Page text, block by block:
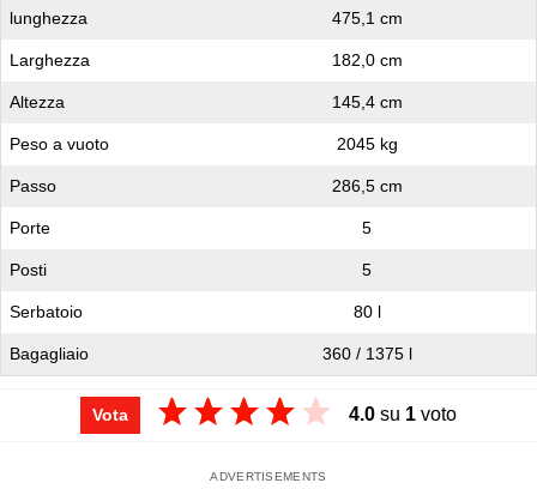
lunghezza 475,1 cm
Larghezza 182,0 cm
Altezza 145,4 cm
Peso a vuoto 2045 kg
Passo 286,5 cm
Porte 5
Posti 5
Serbatoio 80 l
Bagagliaio 360 / 1375 l
Vota 4.0 su 1 voto